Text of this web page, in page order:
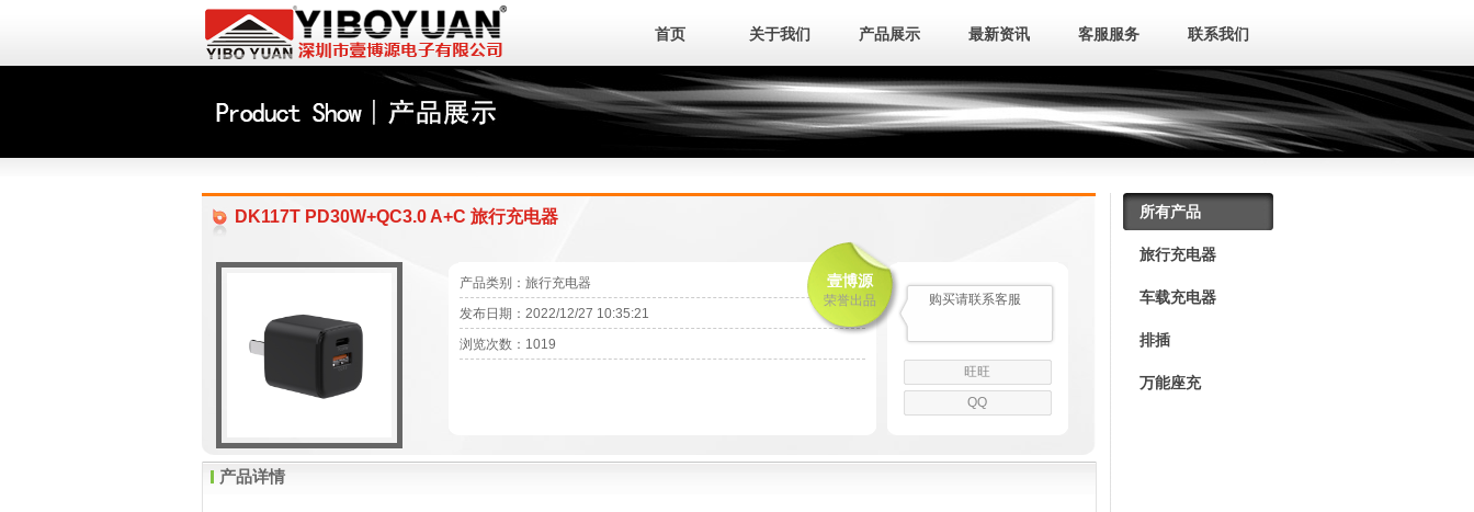
首页 关于我们 产品展示 最新资讯 客服服务 联系我们
壹博源
荣誉出品
DK117T PD30W+QC3.0 A+C 旅行充电器
产品类别：旅行充电器
发布日期：2022/12/27 10:35:21
浏览次数：1019
购买请联系客服
旺旺
QQ
产品详情
所有产品
旅行充电器
车载充电器
排插
万能座充